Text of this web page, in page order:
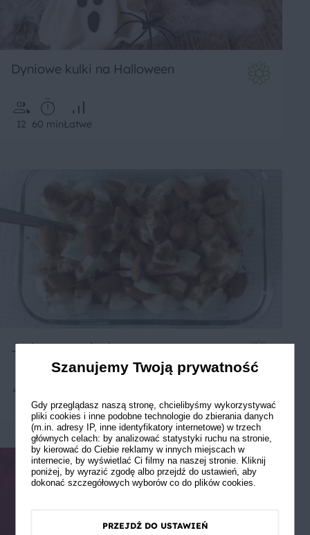
Dyniowe kulki na Halloween
12 60 minŁatwe
Jesienna owsianka
15 minŁatwe 5
Szanujemy Twoją prywatność
Gdy przeglądasz naszą stronę, chcielibyśmy wykorzystywać
pliki cookies i inne podobne technologie do zbierania danych
(m.in. adresy IP, inne identyfikatory internetowe) w trzech
głównych celach: by analizować statystyki ruchu na stronie,
by kierować do Ciebie reklamy w innych miejscach w
internecie, by wyświetlać Ci filmy na naszej stronie. Kliknij
poniżej, by wyrazić zgodę albo przejdź do ustawień, aby
dokonać szczegółowych wyborów co do plików cookies.
PRZEJDŹ DO USTAWIEŃ